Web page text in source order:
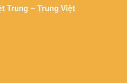
Trung – Trung Việt